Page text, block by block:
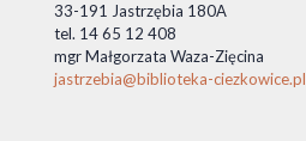
33-191 Jastrzębia 180A
tel. 14 65 12 408
mgr Małgorzata Waza-Zięcina
jastrzebia@biblioteka-ciezkowice.pl